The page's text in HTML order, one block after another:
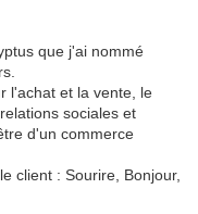
que j'ai nommé
l'achat et la vente, le
sociales et
d'un commerce
client : Sourire, Bonjour,